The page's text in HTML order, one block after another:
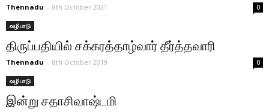
Thennadu - 8th October 2021 0
வழிபாடு
திருப்பதியில் சக்கரத்தாழ்வார் தீர்த்தவாரி
Thennadu - 8th October 2019 0
வழிபாடு
இன்று சதாசிவாஷ்டமி